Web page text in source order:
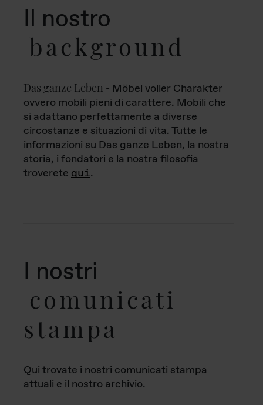
Il nostro
background
Das ganze Leben - Möbel voller Charakter
ovvero mobili pieni di carattere. Mobili che
si adattano perfettamente a diverse
circostanze e situazioni di vita. Tutte le
informazioni su Das ganze Leben, la nostra
storia, i fondatori e la nostra filosofia
troverete qui.
I nostri
comunicati
stampa
Qui trovate i nostri comunicati stampa
attuali e il nostro archivio.